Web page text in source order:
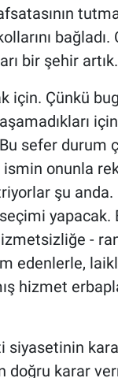
bir şehir artık.
için. Çünkü
sefer durum
ismin onunla
şu
yapacak.
-
edenlerle,
hizmet
siyasetinin
karar